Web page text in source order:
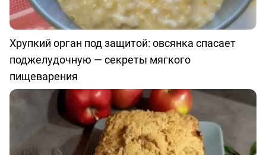
Хрупкий орган под защитой: овсянка спасает
поджелудочную — секреты мягкого
пищеварения